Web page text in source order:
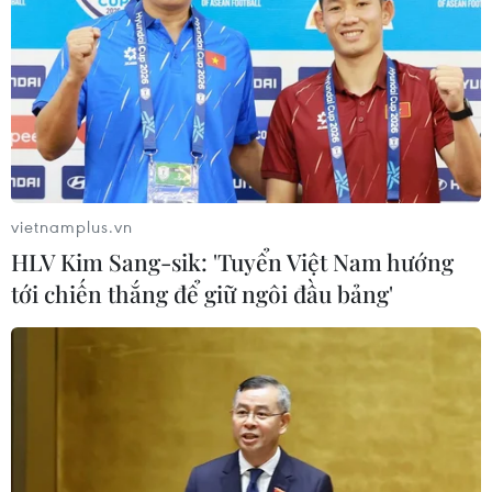
vietnamplus.vn
HLV Kim Sang-sik: 'Tuyển Việt Nam hướng
tới chiến thắng để giữ ngôi đầu bảng'